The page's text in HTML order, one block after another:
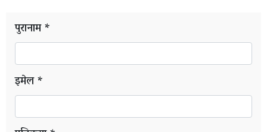
पुरानाम *
इमेल *